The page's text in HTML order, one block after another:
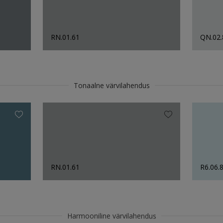
RN.01.61
Tonaalne värvilahendus
RN.01.61
Harmooniline värvilahendus